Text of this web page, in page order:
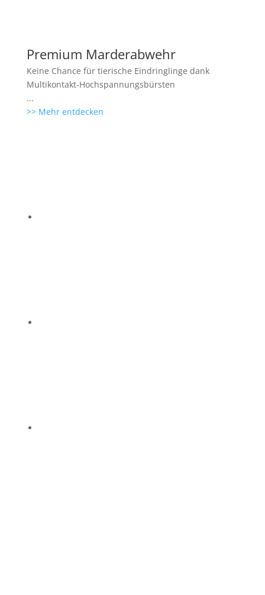
Premium Marderabwehr
Keine Chance für tierische Eindringlinge dank
Multikontakt-Hochspannungsbürsten
...
>> Mehr entdecken